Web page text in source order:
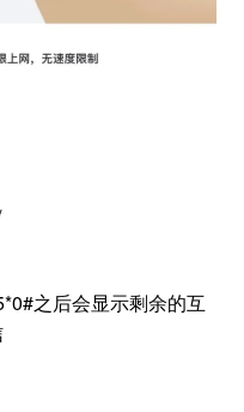
之后会显示剩余的互